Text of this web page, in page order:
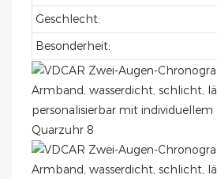
Geschlecht:
Besonderheit: